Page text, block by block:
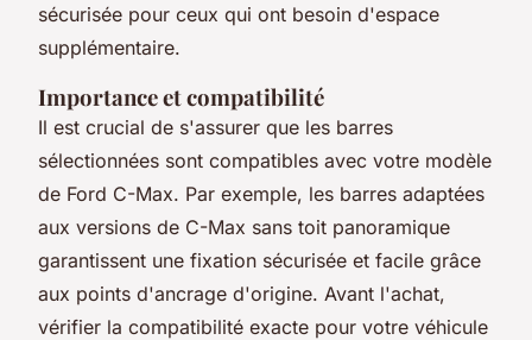
sécurisée pour ceux qui ont besoin d'espace
supplémentaire.
Importance et compatibilité
Il est crucial de s'assurer que les barres
sélectionnées sont compatibles avec votre modèle
de Ford C-Max. Par exemple, les barres adaptées
aux versions de C-Max sans toit panoramique
garantissent une fixation sécurisée et facile grâce
aux points d'ancrage d'origine. Avant l'achat,
vérifier la compatibilité exacte pour votre véhicule